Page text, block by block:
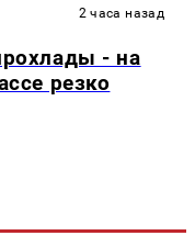
2 часа назад
- на
резко